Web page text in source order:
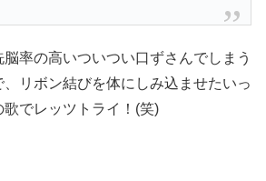
率の高いついつい口ずさんでしまう
リボン結びを体にしみ込ませたいっ
でレッツトライ！(笑)